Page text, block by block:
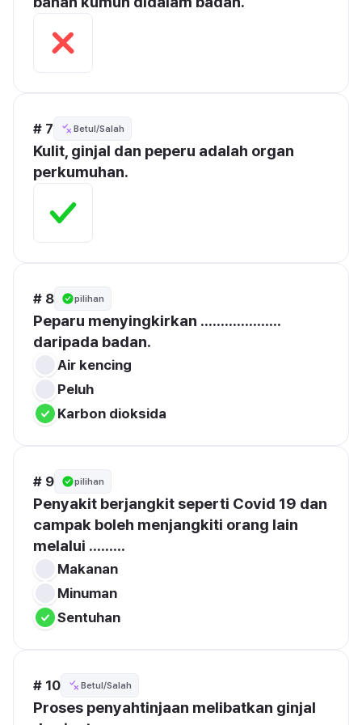
# 7 Betul/Salah
Kulit, ginjal dan peperu adalah organ
perkumuhan.
# 8 pilihan
Peparu menyingkirkan ....................
daripada badan.
Air kencing
Peluh
Karbon dioksida
# 9 pilihan
Penyakit berjangkit seperti Covid 19 dan
campak boleh menjangkiti orang lain
melalui .........
Makanan
Minuman
Sentuhan
# 10 Betul/Salah
Proses penyahtinjaan melibatkan ginjal